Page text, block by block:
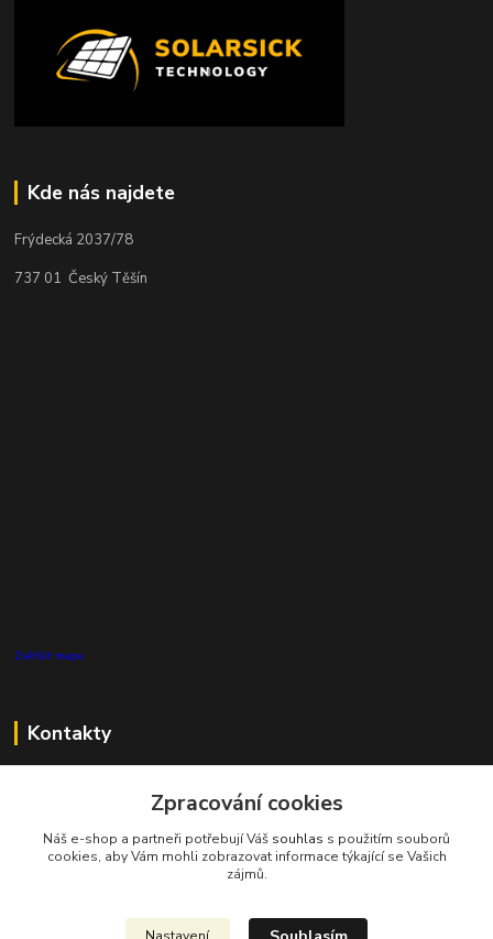
Kde nás najdete
Frýdecká 2037/78
737 01 Český Těšín
Zvětšit mapu
Kontakty
+420 727 808 115
info@proecosystem.cz
Zpracování cookies
Náš e-shop a partneři potřebují Váš souhlas s použitím souborů
cookies, aby Vám mohli zobrazovat informace týkající se Vašich
zájmů.